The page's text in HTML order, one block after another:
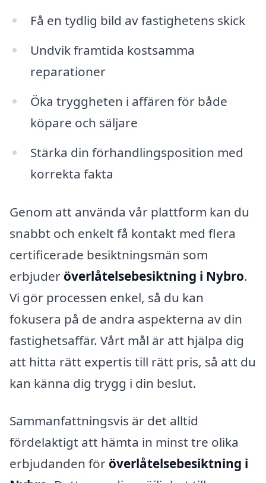
Få en tydlig bild av fastighetens skick
Undvik framtida kostsamma
reparationer
Öka tryggheten i affären för både
köpare och säljare
Stärka din förhandlingsposition med
korrekta fakta
Genom att använda vår plattform kan du
snabbt och enkelt få kontakt med flera
certificerade besiktningsmän som
erbjuder överlåtelsebesiktning i Nybro.
Vi gör processen enkel, så du kan
fokusera på de andra aspekterna av din
fastighetsaffär. Vårt mål är att hjälpa dig
att hitta rätt expertis till rätt pris, så att du
kan känna dig trygg i din beslut.
Sammanfattningsvis är det alltid
fördelaktigt att hämta in minst tre olika
erbjudanden för överlåtelsebesiktning i